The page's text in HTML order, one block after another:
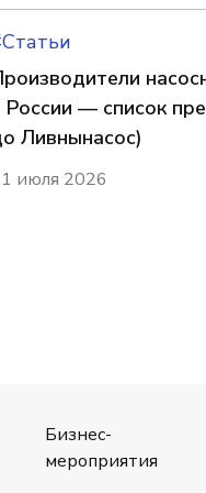
России — список
Ливнынасос)
июля 2026
Бизнес-
мероприятия